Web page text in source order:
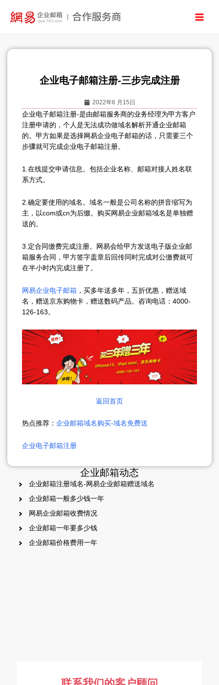
企业电子邮箱注册-三步完成注册
2022年6 月15日
企业电子邮箱注册-是由邮箱服务商的业务经理为甲方客户
注册申请的，个人是无法成功做域名解析开通企业邮箱
的。甲方如果是选择网易企业电子邮箱的话，只需要三个
步骤就可完成企业电子邮箱注册。
1.在线提交申请信息。包括企业名称、邮箱对接人姓名联
系方式。
2.确定要使用的域名。域名一般是公司名称的拼音缩写为
主，以com或cn为后缀。购买网易企业邮箱域名是单独赠
送的。
3.定合同缴费完成注册。网易会给甲方发送电子版企业邮
箱服务合同，甲方签字盖章后回传同时完成对公缴费就可
在半小时内完成注册了。
网易企业电子邮箱 ，买多年送多年，五折优惠，赠送域
名，赠送京东购物卡，赠送数码产品。咨询电话：4000-
126-163。
返回首页
热点推荐： 企业邮箱域名购买-域名免费送
企业电子邮箱注册
企业邮箱动态
企业邮箱注册域名-网易企业邮箱赠送域名
企业邮箱一般多少钱一年
网易企业邮箱收费情况
企业邮箱一年要多少钱
企业邮箱价格费用一年